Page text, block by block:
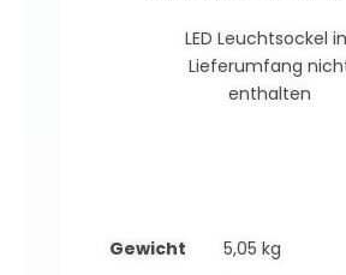
LED Leuchtsockel
Lieferumfang
enthalten
Gewicht 5,05 kg